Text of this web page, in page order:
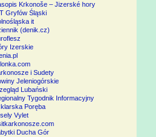
Krkonoše – Jizerské hory
Gryfów Śląski
it
(denik.cz)
Izerskie
i Sudety
Jeleniogórskie
Lubański
Tygodnik Informacyjny
Poręba
Vylet
Ducha Gór